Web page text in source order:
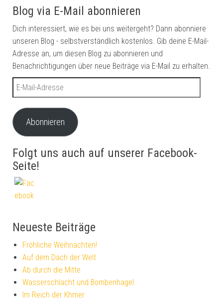
Blog via E-Mail abonnieren
Dich interessiert, wie es bei uns weitergeht? Dann abonniere
unseren Blog - selbstverständlich kostenlos. Gib deine E-Mail-
Adresse an, um diesen Blog zu abonnieren und
Benachrichtigungen über neue Beiträge via E-Mail zu erhalten.
E-Mail-Adresse
Abonnieren
Folgt uns auch auf unserer Facebook-
Seite!
Neueste Beiträge
Fröhliche Weihnachten!
Auf dem Dach der Welt
Ab durch die Mitte
Wasserschlacht und Bombenhagel
Im Reich der Khmer